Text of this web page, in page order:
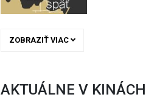
ZOBRAZIŤ VIAC
AKTUÁLNE V KINÁCH